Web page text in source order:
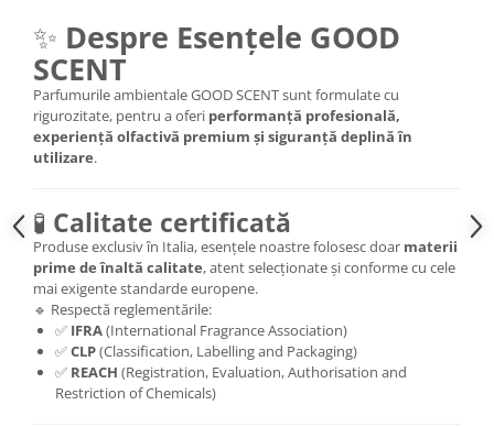
✨ Despre Esențele GOOD
SCENT
Parfumurile ambientale GOOD SCENT sunt formulate cu
rigurozitate, pentru a oferi performanță profesională,
experiență olfactivă premium și siguranță deplină în
utilizare.
🧪 Calitate certificată
Produse exclusiv în Italia, esențele noastre folosesc doar materii
prime de înaltă calitate, atent selecționate și conforme cu cele
mai exigente standarde europene.
🔹 Respectă reglementările:
✅ IFRA(International Fragrance Association)
✅CLP(Classification, Labelling and Packaging)
✅ REACH (Registration, Evaluation, Authorisation and
Restriction of Chemicals)